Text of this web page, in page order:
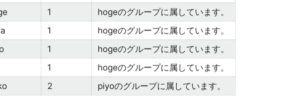
1
hogeのグループに属しています。
1
hogeのグループに属しています。
1
hogeのグループに属しています。
1
hogeのグループに属しています。
2 piyoのグループに属しています。